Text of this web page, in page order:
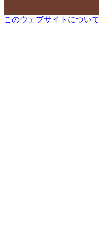
このウェブサイトについて